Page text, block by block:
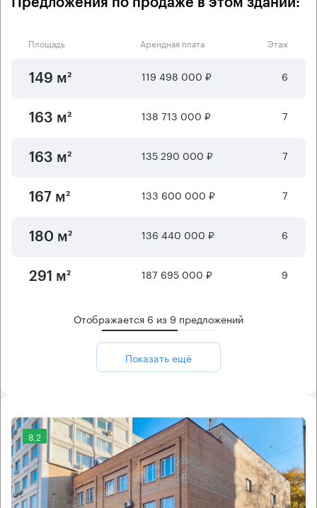
Предложения по продаже в этом здании:
Площадь Арендная плата Этаж
149 м² 119 498 000 ₽ 6
163 м² 138 713 000 ₽ 7
163 м² 135 290 000 ₽ 7
167 м² 133 600 000 ₽ 7
180 м² 136 440 000 ₽ 6
291 м² 187 695 000 ₽ 9
Отображается 6 из 9 предложений
Показать ещё
8.2